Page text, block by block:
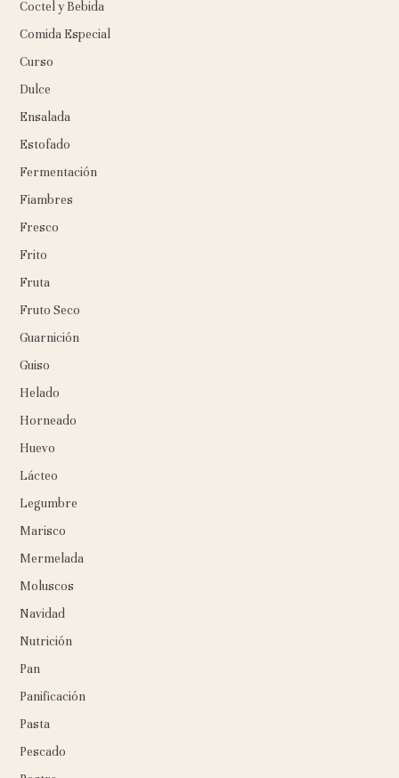
Coctel y Bebida
Comida Especial
Curso
Dulce
Ensalada
Estofado
Fermentación
Fiambres
Fresco
Frito
Fruta
Fruto Seco
Guarnición
Guiso
Helado
Horneado
Huevo
Lácteo
Legumbre
Marisco
Mermelada
Moluscos
Navidad
Nutrición
Pan
Panificación
Pasta
Pescado